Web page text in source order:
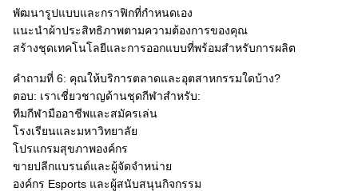
พัฒนารูปแบบและกราฟิกที่กำหนดเอง
แนะนำผ้าประสิทธิภาพตามความต้องการของคุณ
สร้างชุดเทคโนโลยีและการออกแบบที่พร้อมสำหรับการผลิต
คำถามที่ 6: คุณให้บริการตลาดและอุตสาหกรรมใดบ้าง?​
ตอบ: เราเชี่ยวชาญด้านชุดกีฬาสำหรับ:
ทีมกีฬามืออาชีพและสมัครเล่น
โรงเรียนและมหาวิทยาลัย
โปรแกรมสุขภาพองค์กร
ขายปลีกแบรนด์และผู้จัดจำหน่าย
องค์กร Esports และผู้สนับสนุนกิจกรรม